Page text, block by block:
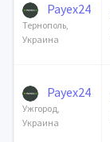
Payex24
Тернополь,
Украина
Payex24
Ужгород,
Украина